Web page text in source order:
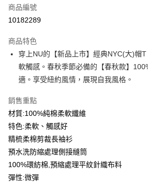
信用卡分期付款
合作金庫商業銀行
華南商業銀行
彰化商
上海商業儲蓄銀行
台北富
國泰世華商業銀行
兆豐國
匯豐（台灣）商業銀行
聯邦商業銀行
元大商業銀行
台新國際商業銀行
台灣樂天信用卡公司
6 期 0 利率 每期
華南商業銀行
彰化商
上海商業儲蓄銀行
台北富
臺灣中小企業銀行
匯豐（台灣）商業銀行
聯邦商業銀行
元大商業銀行
玉山商業銀行
台灣樂天信用卡公司
12 期 0 利率 每期 NT$44
合作金庫商業銀行
第一商業
上海商業儲蓄銀行
國泰世華商業銀行
臺灣中小企業銀行
匯豐（台灣）商業銀行
聯邦商業銀行
元大商業銀行
玉山商業銀行
台新國際商業銀行
超商取貨付款
LINE Pay
Apple Pay
街口支付
悠遊付
Google Pay
商品編號
10182289
商品特色
穿上NU的【新品上市】經典NYC(大)帽
軟觸感。春秋季節必備的【春秋款】
適。享受紐約風情，展現自我風格。
銷售重點
材質:100%純棉柔軟纖維
特色:柔軟、觸感好
精梳柔棉剪裁長袖衫
預水洗防縮處理側接縫筒
100%環紡棉,預縮處理平紋針織布料
彈性:微彈